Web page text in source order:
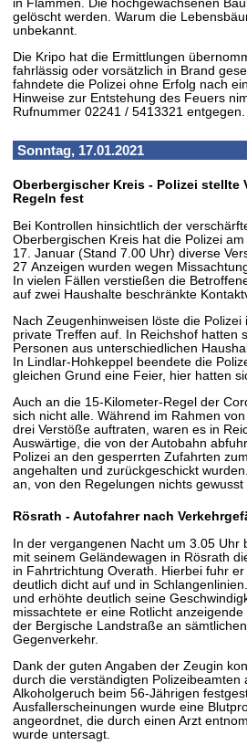
in Flammen. Die hochgewachsenen
gelöscht werden. Warum die
unbekannt.
Die Kripo hat die Ermittlungen
fahrlässig oder vorsätzlich in Brand
fahndete die Polizei ohne Erfolg nach
Hinweise zur Entstehung des Feuers
Rufnummer 02241 / 5413321 entgegen.
Sonntag, 17.01.2021
Oberbergischer Kreis - Polizei stellte
Regeln fest
Bei Kontrollen hinsichtlich der
Oberbergischen Kreis hat die Polizei
17. Januar (Stand 7.00 Uhr) diverse
27 Anzeigen wurden wegen
In vielen Fällen verstießen die
auf zwei Haushalte beschränkte
Nach Zeugenhinweisen löste die
private Treffen auf. In Reichshof hatten
Personen aus unterschiedlichen
In Lindlar-Hohkeppel beendete die
gleichen Grund eine Feier, hier hatten
Auch an die 15-Kilometer-Regel der
sich nicht alle. Während im Rahmen
drei Verstöße auftraten, waren es in
Auswärtige, die von der Autobahn
Polizei an den gesperrten Zufahrten
angehalten und zurückgeschickt
an, von den Regelungen nichts gewusst
Rösrath - Autofahrer nach
In der vergangenen Nacht um 3.05
mit seinem Geländewagen in Rösrath
in Fahrtrichtung Overath. Hierbei fuhr
deutlich dicht auf und in
und erhöhte deutlich seine
missachtete er eine Rotlicht
der Bergische Landstraße an
Gegenverkehr.
Dank der guten Angaben der Zeugin
durch die verständigten
Alkoholgeruch beim 56-Jährigen
Ausfallerscheinungen wurde eine
angeordnet, die durch einen Arzt
wurde untersagt.